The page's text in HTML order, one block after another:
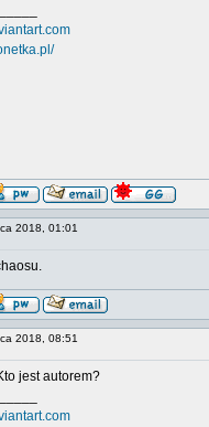
2018, 01:01
2018, 08:51
jest autorem?